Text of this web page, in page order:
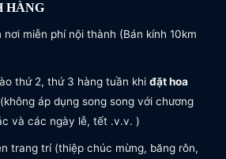
HÀNG
nơi miễn phí nội thành (Bán kính 10km
thứ 2, thứ 3 hàng tuần khi đặt hoa
áp dụng song song với chương
và các ngày lễ, tết .v.v. )
trang trí (thiệp chúc mừng, băng rôn,